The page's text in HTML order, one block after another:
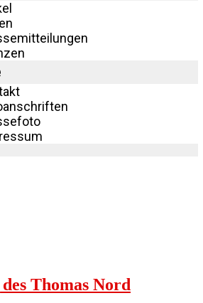
Thomas Nord